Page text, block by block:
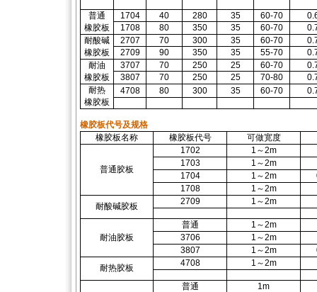
普通
橡胶板
1704 40 280 35 60-70
1708
80 350 35 60-70
耐酸碱
橡胶板
2707 70 300 35 60-70
2709
90 350 35 55-70
耐油
橡胶板
3707 70 250 25 60-70
3807
70 250 25 70-80
耐热
橡胶板
4708 80 300 35 60-70
橡胶板代号及规格
橡胶板名称
橡胶板代号 可做宽度
普通胶板
1702
1～2m
1703
1～2m
1704
1～2m
1708
1～2m
耐酸碱胶板
2709 1～2m
耐油胶板
普通
1～2m
3706
1～2m
3807
1～2m
耐热胶板
4708 1～2m
普通
1m